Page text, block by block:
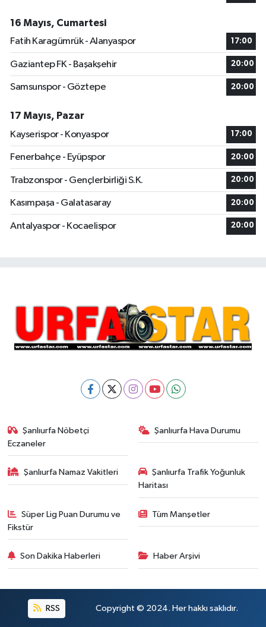
16 Mayıs, Cumartesi
Fatih Karagümrük - Alanyaspor
17:00
Gaziantep FK - Başakşehir 20:00
Samsunspor - Göztepe 20:00
17 Mayıs, Pazar
Kayserispor - Konyaspor
17:00
Fenerbahçe - Eyüpspor 20:00
Trabzonspor - Gençlerbirliği S.K. 20:00
Kasımpaşa - Galatasaray 20:00
Antalyaspor - Kocaelispor 20:00
Şanlıurfa Nöbetçi
Eczaneler
Şanlıurfa Hava Durumu
Şanlıurfa Namaz Vakitleri
Şanlıurfa Trafik Yoğunluk
Haritası
Süper Lig Puan Durumu ve
Fikstür
Tüm Manşetler
Son Dakika Haberleri Haber Arşivi
RSS Copyright © 2024. Her hakkı saklıdır.